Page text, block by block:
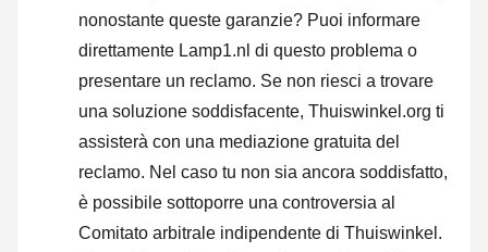
nonostante queste garanzie? Puoi informare
direttamente Lamp1.nl di questo problema o
presentare un reclamo. Se non riesci a trovare
una soluzione soddisfacente, Thuiswinkel.org ti
assisterà con una mediazione gratuita del
reclamo. Nel caso tu non sia ancora soddisfatto,
è possibile sottoporre una controversia al
Comitato arbitrale indipendente di Thuiswinkel.